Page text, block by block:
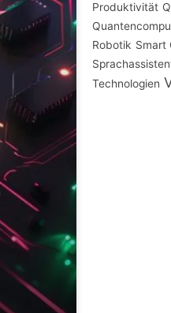
Produktivität
Robotik Smart
Technologien